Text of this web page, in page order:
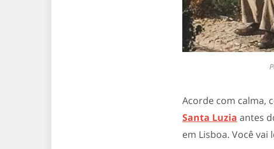
Acorde com calma,
Santa Luzia antes
em Lisboa. Você